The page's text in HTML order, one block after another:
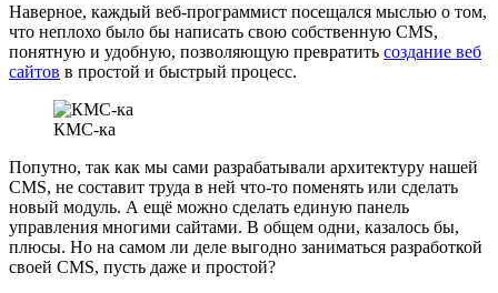
Наверное, каждый веб-программист посещался мыслью о том,
что неплохо было бы написать свою собственную CMS,
понятную и удобную, позволяющую превратить создание веб
сайтов в простой и быстрый процесс.
КМС-ка
Попутно, так как мы сами разрабатывали архитектуру нашей
CMS, не составит труда в ней что-то поменять или сделать
новый модуль. А ещё можно сделать единую панель
управления многими сайтами. В общем одни, казалось бы,
плюсы. Но на самом ли деле выгодно заниматься разработкой
своей CMS, пусть даже и простой?